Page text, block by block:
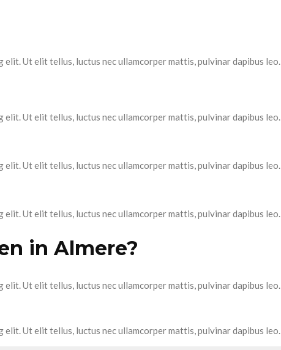
Ut elit tellus, luctus nec ullamcorper mattis, pulvinar dapibus leo.
Ut elit tellus, luctus nec ullamcorper mattis, pulvinar dapibus leo.
Ut elit tellus, luctus nec ullamcorper mattis, pulvinar dapibus leo.
Ut elit tellus, luctus nec ullamcorper mattis, pulvinar dapibus leo.
in Almere?
Ut elit tellus, luctus nec ullamcorper mattis, pulvinar dapibus leo.
Ut elit tellus, luctus nec ullamcorper mattis, pulvinar dapibus leo.